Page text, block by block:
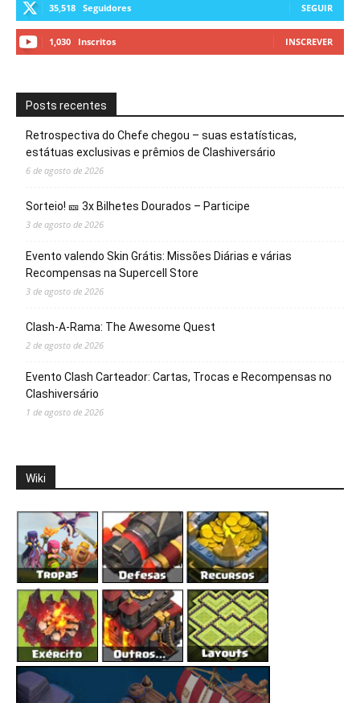
35,518 Seguidores SEGUIR
1,030 Inscritos INSCREVER
Posts recentes
Retrospectiva do Chefe chegou – suas estatísticas,
estátuas exclusivas e prêmios de Clashiversário
6 de agosto de 2026
Sorteio! 🎫 3x Bilhetes Dourados – Participe
3 de agosto de 2026
Evento valendo Skin Grátis: Missões Diárias e várias
Recompensas na Supercell Store
3 de agosto de 2026
Clash-A-Rama: The Awesome Quest
2 de agosto de 2026
Evento Clash Carteador: Cartas, Trocas e Recompensas no
Clashiversário
1 de agosto de 2026
Wiki